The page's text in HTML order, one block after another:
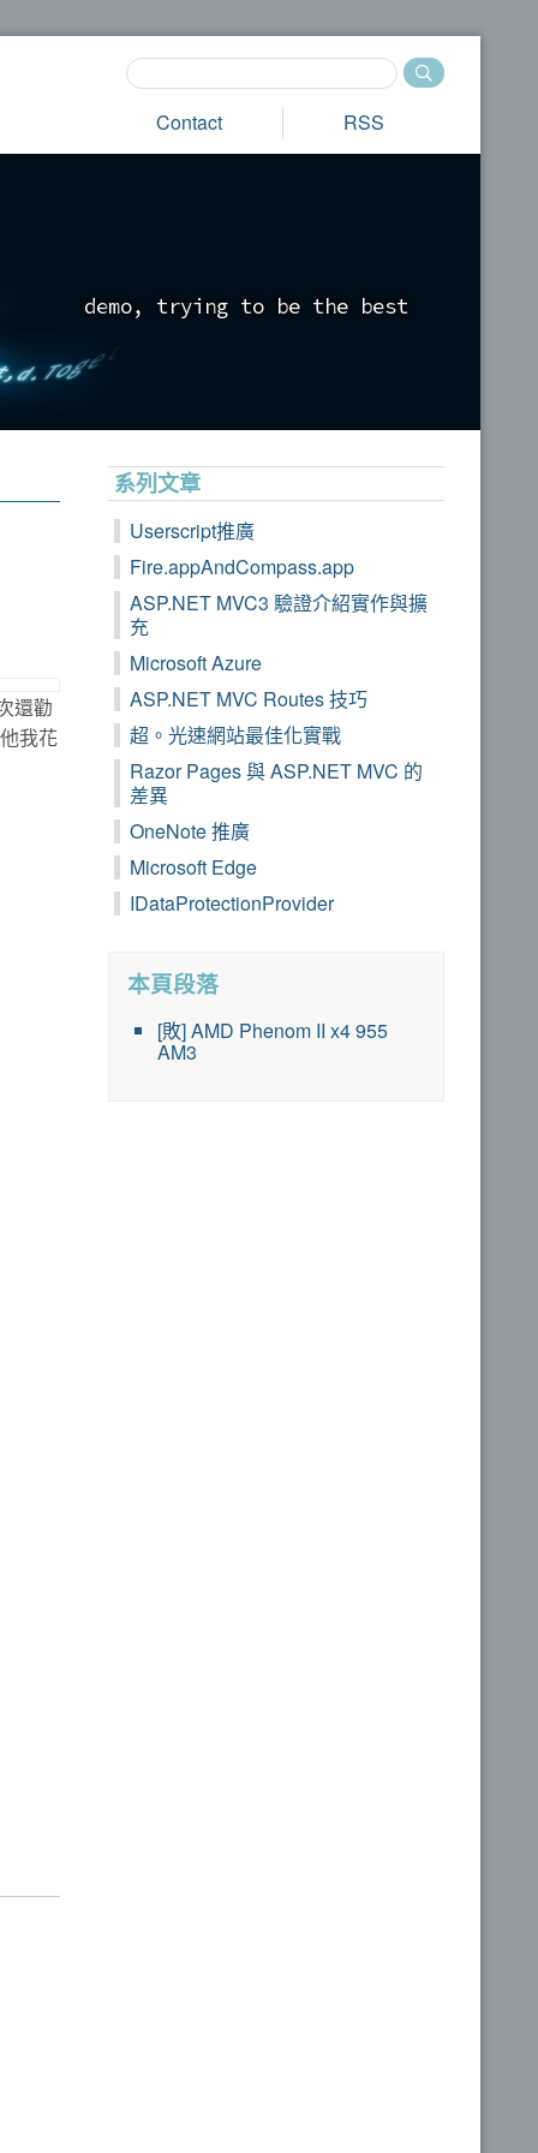
Contact RSS
demo, tryi ng to be the best
還勸
我花
系列文章
Userscript推廣
Fire.appAndCompass.app
ASP.NET MVC3 驗證介紹實作與擴
充
Microsoft Azure
ASP.NET MVC Routes 技巧
超。光速網站最佳化實戰
Razor Pages 與 ASP.NET MVC 的
差異
OneNote 推廣
Microsoft Edge
IDataProtectionProvider
本頁段落
[敗] AMD Phenom II x4 955
AM3